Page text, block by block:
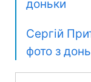
доньки
Сергій
фото з